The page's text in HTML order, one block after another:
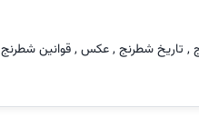
, تاریخ شطرنج , عکس , قوانین شطرنج